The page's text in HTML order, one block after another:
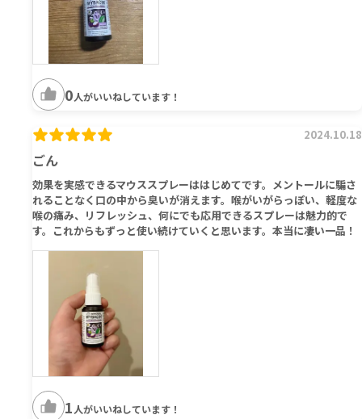
0人がいいねしています！
ごん
2024.10.18
効果を実感できるマウススプレーははじめてです。メントールに騙さ
れることなく口の中から臭いが消えます。喉がいがらっぽい、軽度な
喉の痛み、リフレッシュ、何にでも応用できるスプレーは魅力的で
す。これからもずっと使い続けていくと思います。本当に凄い一品！
1 人がいいねしています！